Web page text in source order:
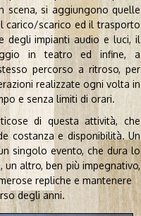
scena, si aggiungono quelle
carico/scarico ed il trasporto
degli impianti audio e luci, il
in teatro ed infine, a
percorso a ritroso, per
realizzate ogni volta in
e senza limiti di orari.
di questa attività, che
costanza e disponibilità. Un
singolo evento, che dura lo
altro, ben più impegnativo,
repliche e mantenere
degli anni.